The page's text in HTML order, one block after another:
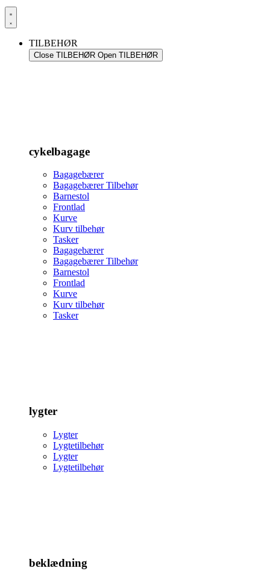
TILBEHØR
Close TILBEHØR Open TILBEHØR
cykelbagage
Bagagebærer
Bagagebærer Tilbehør
Barnestol
Frontlad
Kurve
Kurv tilbehør
Tasker
Bagagebærer
Bagagebærer Tilbehør
Barnestol
Frontlad
Kurve
Kurv tilbehør
Tasker
lygter
Lygter
Lygtetilbehør
Lygter
Lygtetilbehør
beklædning